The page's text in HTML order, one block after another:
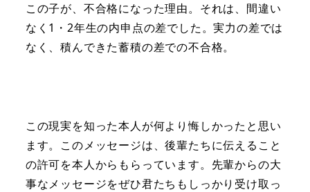
この子が、不合格になった理由。それは、間違い
なく1・2年生の内申点の差でした。実力の差では
なく、積んできた蓄積の差での不合格。
この現実を知った本人が何より悔しかったと思い
ます。このメッセージは、後輩たちに伝えること
の許可を本人からもらっています。先輩からの大
事なメッセージをぜひ君たちもしっかり受け取っ